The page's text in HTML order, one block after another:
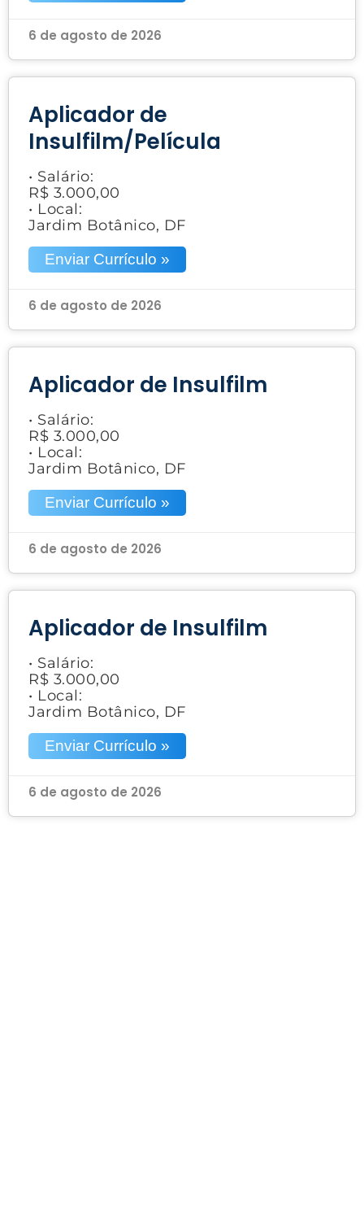
6 de agosto de 2026
Aplicador de
Insulfilm/Película
• Salário:
R$ 3.000,00
• Local:
Jardim Botânico, DF
Enviar Currículo »
6 de agosto de 2026
Aplicador de Insulfilm
• Salário:
R$ 3.000,00
• Local:
Jardim Botânico, DF
Enviar Currículo »
6 de agosto de 2026
Aplicador de Insulfilm
• Salário:
R$ 3.000,00
• Local:
Jardim Botânico, DF
Enviar Currículo »
6 de agosto de 2026